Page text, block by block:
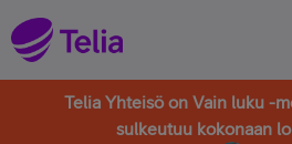
Telia Yhteisö on Vain luku -
sulkeutuu kokonaan